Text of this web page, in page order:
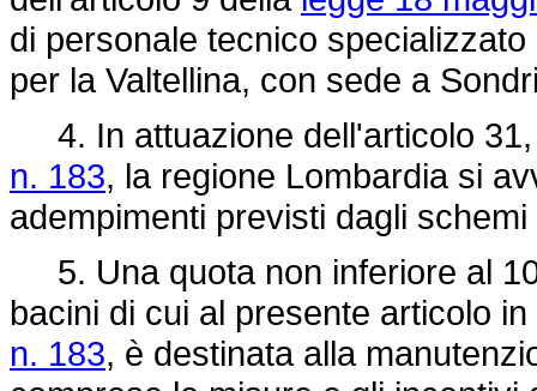
di personale tecnico
per la Valtellina, con sede a
4. In attuazione dell'articolo
n. 183, la regione Lombardia si
adempimenti previsti dagli
5. Una quota non inferiore al
bacini di cui al presente articolo
n. 183, è destinata alla